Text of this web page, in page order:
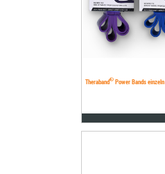
Theraband®Power Bands einzeln